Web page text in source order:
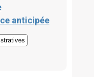
anticipée